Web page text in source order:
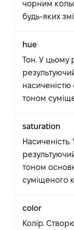
чорним
будь-яких
hue
Тон. У цьому
насиченістю
тоном
saturation
тоном
суміщеного
color
Колір.